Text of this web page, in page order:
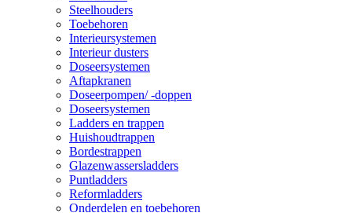
Steelhouders
Toebehoren
Interieursystemen
Interieur dusters
Doseersystemen
Aftapkranen
Doseerpompen/ -doppen
Doseersystemen
Ladders en trappen
Huishoudtrappen
Bordestrappen
Glazenwassersladders
Puntladders
Reformladders
Onderdelen en toebehoren